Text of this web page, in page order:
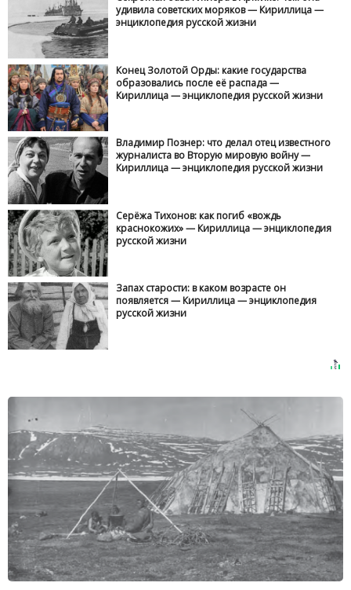
удивила советских моряков — Кириллица —
энциклопедия русской жизни
Конец Золотой Орды: какие государства
образовались после её распада —
Кириллица — энциклопедия русской жизни
Владимир Познер: что делал отец известного
журналиста во Вторую мировую войну —
Кириллица — энциклопедия русской жизни
Серёжа Тихонов: как погиб «вождь
краснокожих» — Кириллица — энциклопедия
русской жизни
Запах старости: в каком возрасте он
появляется — Кириллица — энциклопедия
русской жизни